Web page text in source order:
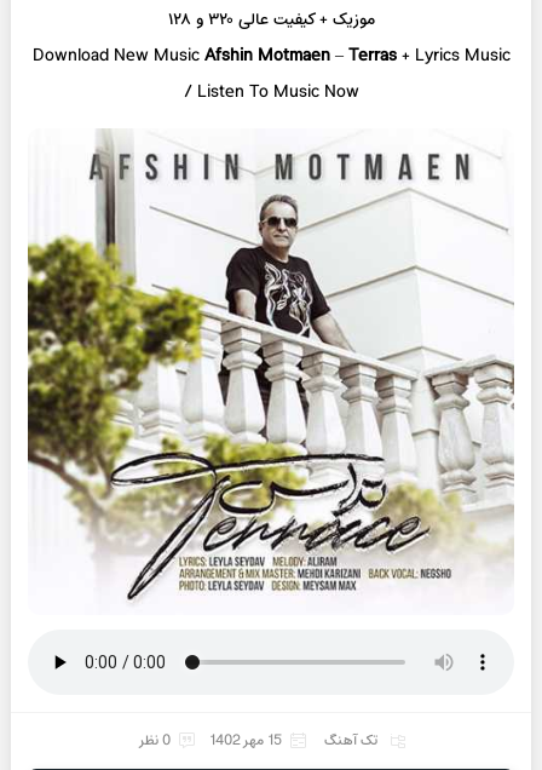
موزیک + کیفیت عالی ۳۲۰ و ۱۲۸
Download New MusicAfshin Motmaen–Terras+ Lyrics Music
/ Listen To Music Now
تک آهنگ 15 مهر 1402 0 نظر